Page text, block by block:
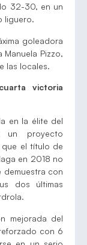
32-30, en un
liguero.
goleadora
Pizzo,
las locales.
victoria
en la élite del
un proyecto
que el título de
en 2018 no
demuestra con
dos últimas
mejorada del
con 6